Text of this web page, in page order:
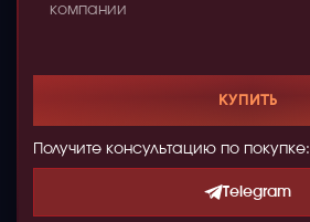
компании
КУПИТЬ
Получите консультацию по покупке:
Telegram